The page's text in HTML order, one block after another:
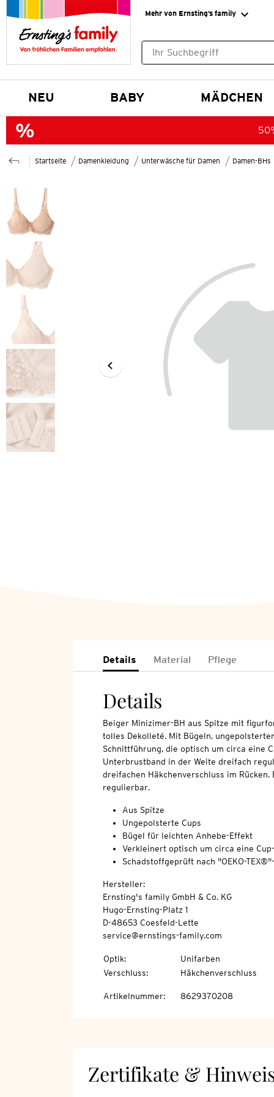
Mehr von Ernsting’s family
NEU BABY MÄDCHEN
Startseite Damenkleidung Unterwäsche für Damen Damen-BHs
Details Material Pflege
Details
Beiger Minizimer-BH aus Spitze mit
tolles Dekolleté. Mit Bügeln,
Schnittführung, die optisch um circa eine
Unterbrustband in der Weite dreifach
dreifachen Häkchenverschluss im
regulierbar.
Aus Spitze
Ungepolsterte Cups
Bügel für leichten Anhebe-Effekt
Verkleinert optisch um circa eine
Schadstoffgeprüft nach "OEKO-
Hersteller:
Ernsting's family GmbH & Co. KG
Hugo-Ernsting-Platz 1
D-48653 Coesfeld-Lette
service@ernstings-family.com
Optik:
Unifarben
Verschluss: Häkchenverschluss
Artikelnummer: 8629370208
Zertifikate &